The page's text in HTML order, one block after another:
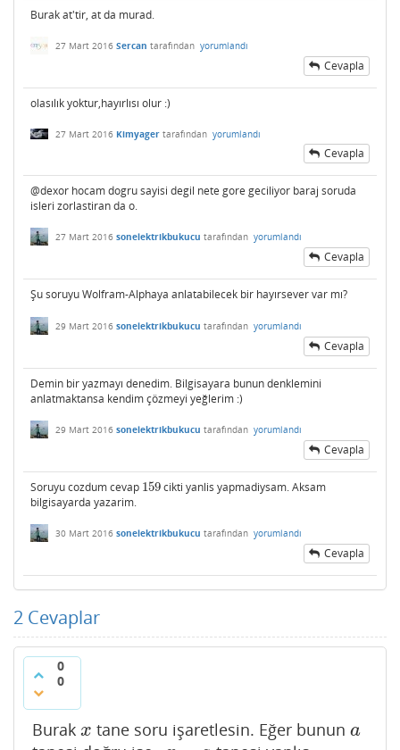
Burak at'tir, at da murad.
27 Mart 2016 Sercan tarafından yorumlandı
Cevapla
olasılık yoktur,hayırlısı olur :)
27 Mart 2016 Kimyager tarafından yorumlandı
Cevapla
@dexor hocam dogru sayisi degil nete gore geciliyor baraj soruda
isleri zorlastiran da o.
27 Mart 2016 sonelektrikbukucu tarafından yorumlandı
Cevapla
Şu soruyu Wolfram-Alphaya anlatabilecek bir hayırsever var mı?
29 Mart 2016 sonelektrikbukucu tarafından yorumlandı
Cevapla
Demin bir yazmayı denedim. Bilgisayara bunun denklemini
anlatmaktansa kendim çözmeyi yeğlerim :)
29 Mart 2016 sonelektrikbukucu tarafından yorumlandı
Cevapla
Soruyu cozdum cevap 159
159cikti yanlis yapmadiysam. Aksam
bilgisayarda yazarim.
30 Mart 2016 sonelektrikbukucu tarafından yorumlandı
Cevapla
2 Cevaplar
0
0
Burak x
x tane soru işaretlesin. Eğer bunun a
a